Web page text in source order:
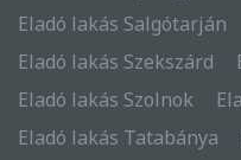
Eladó lakás Salgótarján
Eladó lakás Szekszárd
Eladó lakás Szolnok
Eladó lakás Tatabánya